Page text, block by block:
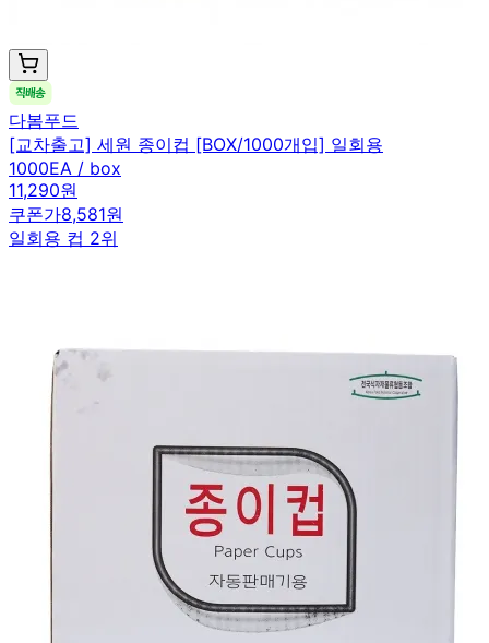
다봄푸드
[교차출고] 세원 종이컵 [BOX/1000개입] 일회용
1000EA / box
11,290원
쿠폰가8,581원
일회용 컵 2위